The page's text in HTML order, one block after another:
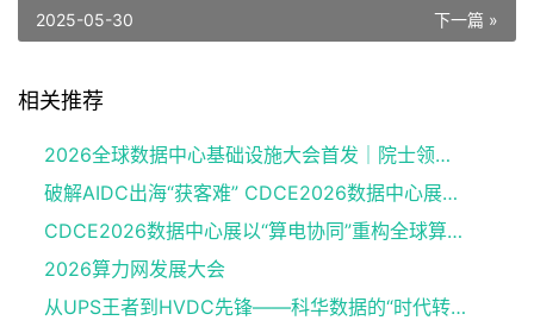
下一篇 »
2025-05-30
相关推荐
2026全球数据中心基础设施大会首发｜院士领衔，100+头部企业已确认，500人齐聚上海
破解AIDC出海“获客难” CDCE2026数据中心展以“算电协同”重构全球算力供应链
CDCE2026数据中心展以“算电协同”重构全球算力供应链
2026算力网发展大会
从UPS王者到HVDC先锋——科华数据的“时代转身”